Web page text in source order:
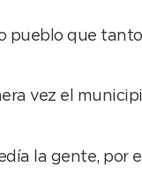
pueblo que
vez el
la gente, por